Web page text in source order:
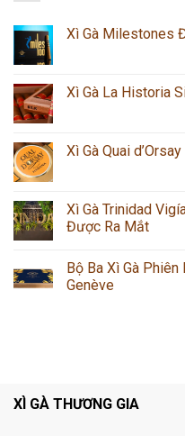
Xì Gà Milestones
Xì Gà La Historia
Xì Gà Quai
Xì Gà Trinidad
Được Ra Mắt
Bộ Ba Xì Gà
Genève
XÌ GÀ THƯƠNG GIA